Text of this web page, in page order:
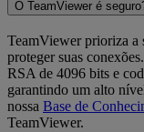
O TeamViewer é
TeamViewer prioriza a
proteger suas
RSA de 4096 bits e
garantindo um alto
nossa Base de
TeamViewer.